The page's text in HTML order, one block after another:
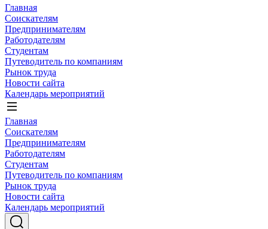
Главная
Соискателям
Предпринимателям
Работодателям
Студентам
Путеводитель по компаниям
Рынок труда
Новости сайта
Календарь мероприятий
Главная
Соискателям
Предпринимателям
Работодателям
Студентам
Путеводитель по компаниям
Рынок труда
Новости сайта
Календарь мероприятий